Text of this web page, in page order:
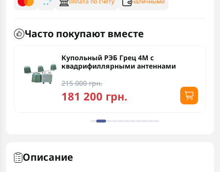
Часто покупают вместе
Купольный РЭБ Грец 4М с
квадрифиллярными антеннами
215 000 грн.
181 200 грн.
Описание